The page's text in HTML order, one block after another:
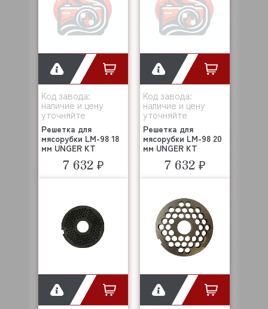
Код завода:
наличие и цену
уточняйте
Решетка для
мясорубки LM-98 18
мм UNGER KT
7 632 ₽
Код завода:
наличие и цену
уточняйте
Решетка для
мясорубки LM-98 20
мм UNGER KT
7 632 ₽